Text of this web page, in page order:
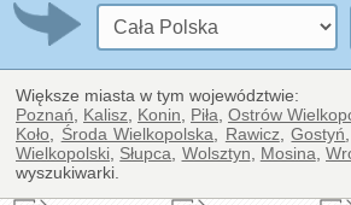
Większe miasta w tym województwie:
Poznań
Kalisz Konin Piła Ostrów
Koło
Środa Wielkopolska Rawicz ,Gostyń
Wielkopolski Słupca Wolsztyn Mosina
wyszukiwarki.